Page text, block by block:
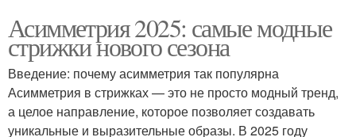
Асимметрия 2025: самые модные
стрижки нового сезона
Введение: почему асимметрия так популярна
Асимметрия в стрижках — это не просто модный тренд,
а целое направление, которое позволяет создавать
уникальные и выразительные образы. В 2025 году